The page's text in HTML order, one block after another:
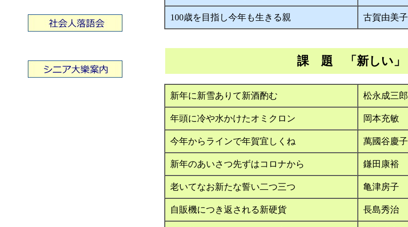
100歳を目指し今年も生きる親 古賀由美子
課 題 「新しい」
新年に新雪ありて新酒酌む 松永成三郎
年頭に冷や水かけたオミクロン 岡本充敏
今年からラインで年賀宜しくね 萬國谷慶子
新年のあいさつ先ずはコロナから 鎌田康裕
老いてなお新たな誓い二つ三つ 亀津房子
自販機につき返される新硬貨 長島秀治